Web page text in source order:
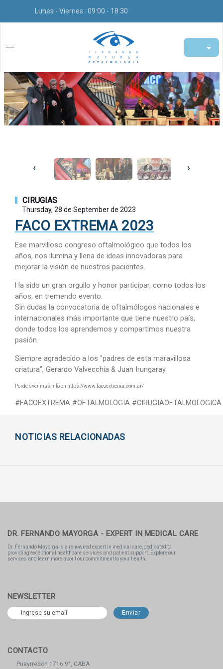
Lunes - Viernes : 09:00 - 18:30
‹ ›
CIRUGIAS
Thursday, 28 de September de 2023
FACO EXTREMA 2023
Ese marvilloso congreso oftalmológico que todos los
años, nos ilumina y llena de ideas innovadoras para
mejorar la visión de nuestros pacientes.
Ha sido un gran orgullo y honor participar, como todos los
años, en tremendo evento.
Sin dudas la convocatoria de oftalmólogos nacionales e
internacionales más importante que tiene nuestro país,
donde todos los aprendemos y compartimos nuestra
pasión.
Siempre agradecido a los "padres de esta maravillosa
criatura", Gerardo Valvecchia & Juan Irungaray.
Porde sver mas info en https://www.facoextrema.com.ar/
#FACOEXTREMA #OFTALMOLOGIA #CIRUGIAOFTALMOLOGICA
NOTICIAS RELACIONADAS
DR. FERNANDO MAYORGA - EXPERT IN MEDICAL CARE
Dr. Fernando Mayorga is a renowned expert in medical care, dedicated to
providing exceptional healthcare services and patient support. Explore our
services and learn more about our commitment to your health.
NEWSLETTER
CONTACTO
Pueyrredón 1716 9°, CABA